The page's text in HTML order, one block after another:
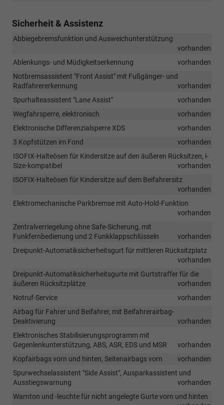
Sicherheit & Assistenz
Abbiegebremsfunktion und Ausweichunterstützung
vorhanden
Ablenkungs- und Müdigkeitserkennung
vorhanden
Notbremsassistent "Front Assist" mit Fußgänger- und
Radfahrererkennung
vorhanden
Spurhalteassistent "Lane Assist"
vorhanden
Wegfahrsperre, elektronisch
vorhanden
Elektronische Differenzialsperre XDS
vorhanden
3 Kopfstützen im Fond
vorhanden
ISOFIX-Halteösen für Kindersitze auf den äußeren Rücksitzen, i-
Size-kompatibel
vorhanden
ISOFIX-Halteösen für Kindersitze auf dem Beifahrersitz
vorhanden
Elektromechanische Parkbremse mit Auto-Hold-Funktion
vorhanden
Zentralverriegelung ohne Safe-Sicherung, mit
Funkfernbedienung und 2 Funkklappschlüsseln
vorhanden
Dreipunkt-Automatiksicherheitsgurt für mittleren Rücksitzplatz
vorhanden
Dreipunkt-Automatiksicherheitsgurte mit Gurtstraffer für die
äußeren Rücksitzplätze
vorhanden
Notruf-Service
vorhanden
Airbag für Fahrer und Beifahrer, mit Beifahrerairbag-
Deaktivierung
vorhanden
Elektronisches Stabilisierungsprogramm mit
Gegenlenkunterstützung, ABS, ASR, EDS und MSR
vorhanden
Kopfairbags vorn und hinten, Seitenairbags vorn
vorhanden
Spurwechselassistent "Side Assist", Ausparkassistent und
Ausstiegswarnung
vorhanden
Warnton und -leuchte für nicht angelegte Gurte vorn und hinten